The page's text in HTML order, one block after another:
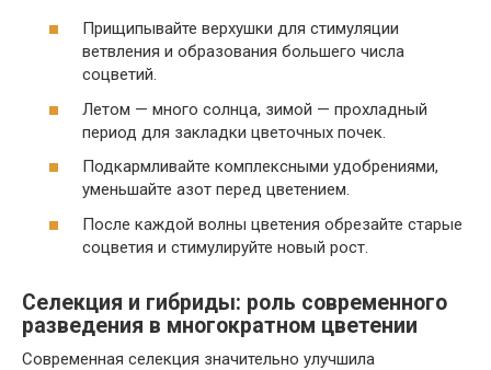
Прищипывайте верхушки для стимуляции
ветвления и образования большего числа
соцветий.
Летом — много солнца, зимой — прохладный
период для закладки цветочных почек.
Подкармливайте комплексными удобрениями,
уменьшайте азот перед цветением.
После каждой волны цветения обрезайте старые
соцветия и стимулируйте новый рост.
Селекция и гибриды: роль современного
разведения в многократном цветении
Современная селекция значительно улучшила